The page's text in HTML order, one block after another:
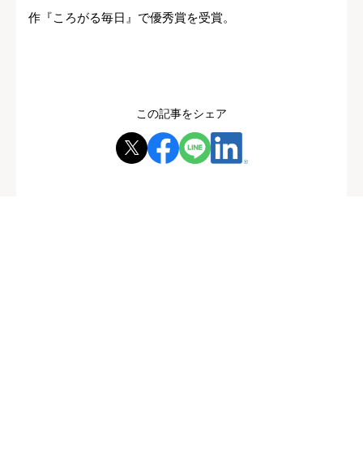
作『ころがる毎日』で優秀賞を受賞。
この記事をシェア